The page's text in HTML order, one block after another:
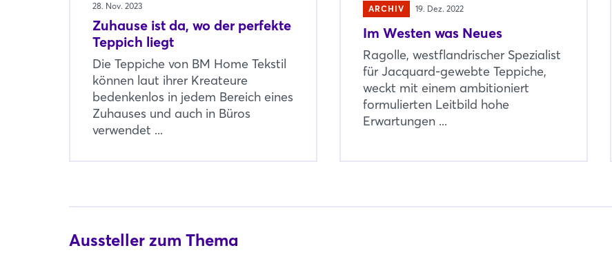
28. Nov. 2023
Zuhause ist da, wo der perfekte
Teppich liegt
Die Teppiche von BM Home Tekstil
können laut ihrer Kreateure
bedenkenlos in jedem Bereich eines
Zuhauses und auch in Büros
verwendet ...
ARCHIV 19. Dez. 2022
Im Westen was Neues
Ragolle, westflandrischer Spezialist
für Jacquard-gewebte Teppiche,
weckt mit einem ambitioniert
formulierten Leitbild hohe
Erwartungen ...
Aussteller zum Thema